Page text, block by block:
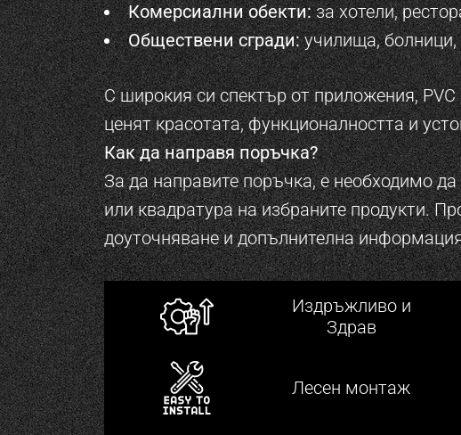
Комерсиални обекти:за хотели,
Обществени сгради:училища, болници,
С широкия си спектър от приложения,
ценят красотата, функционалността и
Как да направя поръчка?
За да направите поръчка, е необходимо
или квадратура на избраните продукти.
доуточняване и допълнителна
Издръжливо и
Здрав
Лесен монтаж